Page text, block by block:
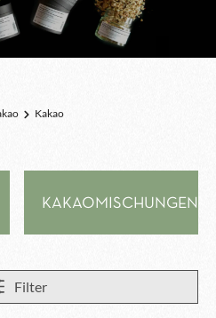
Kakao
KAKAOMISCHUNGEN
Filter